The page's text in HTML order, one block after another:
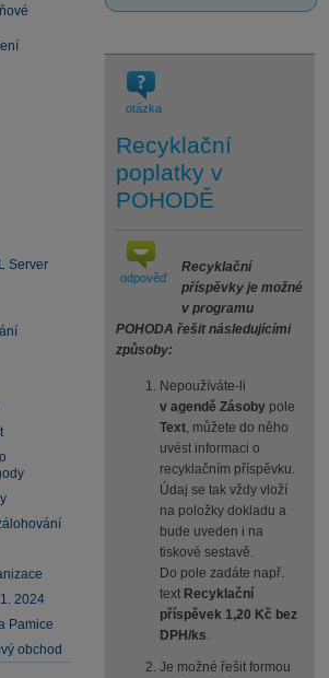
Server
2024
Pamice
obchod
otázka
Recyklační
poplatky v
POHODĚ
odpověď
Recyklační
příspěvky je možné
v programu
POHODA řešit následujícími
způsoby:
Nepoužíváte-li
v agendě Zásoby pole
Text, můžete do něho
uvést informaci o
recyklačním příspěvku.
Údaj se tak vždy vloží
na položky dokladu a
bude uveden i na
tiskové sestavě.
Do pole zadáte např.
text Recyklační
příspěvek 1,20 Kč bez
DPH/ks.
Je možné řešit formou